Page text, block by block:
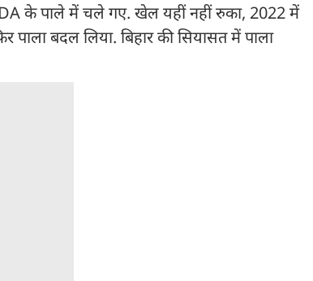
के पाले में चले गए. खेल यहीं नहीं रुका, 2022 में
पाला बदल लिया. बिहार की सियासत में पाला